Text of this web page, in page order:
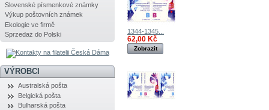
Slovenské písmenkové známky
Výkup poštovních známek
Ekologie ve firmě
Sprzedaż do Polski
VÝROBCI
Australská pošta
Belgická pošta
Bulharská pošta
1344-1345...
62,00 Kč
Zobrazit